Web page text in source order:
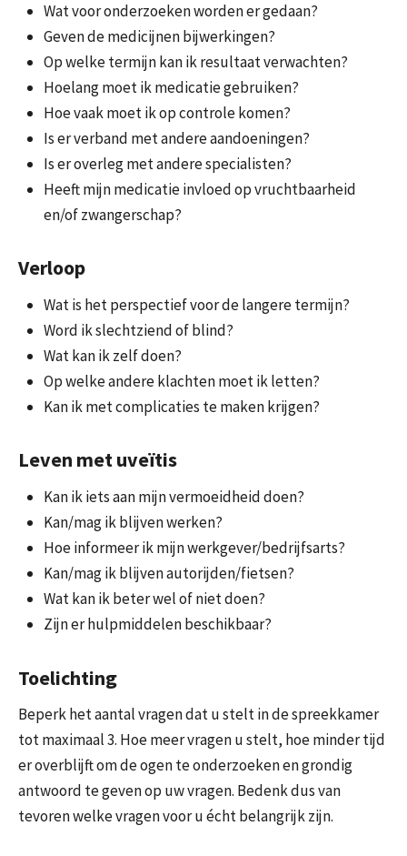
Wat voor onderzoeken worden er gedaan?
Geven de medicijnen bijwerkingen?
Op welke termijn kan ik resultaat verwachten?
Hoelang moet ik medicatie gebruiken?
Hoe vaak moet ik op controle komen?
Is er verband met andere aandoeningen?
Is er overleg met andere specialisten?
Heeft mijn medicatie invloed op vruchtbaarheid
en/of zwangerschap?
Verloop
Wat is het perspectief voor de langere termijn?
Word ik slechtziend of blind?
Wat kan ik zelf doen?
Op welke andere klachten moet ik letten?
Kan ik met complicaties te maken krijgen?
Leven met uveïtis
Kan ik iets aan mijn vermoeidheid doen?
Kan/mag ik blijven werken?
Hoe informeer ik mijn werkgever/bedrijfsarts?
Kan/mag ik blijven autorijden/fietsen?
Wat kan ik beter wel of niet doen?
Zijn er hulpmiddelen beschikbaar?
Toelichting
Beperk het aantal vragen dat u stelt in de spreekkamer
tot maximaal 3. Hoe meer vragen u stelt, hoe minder tijd
er overblijft om de ogen te onderzoeken en grondig
antwoord te geven op uw vragen. Bedenk dus van
tevoren welke vragen voor u écht belangrijk zijn.